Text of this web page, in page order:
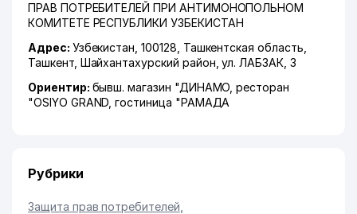
ПРАВ ПОТРЕБИТЕЛЕЙ ПРИ АНТИМОНОПОЛЬНОМ
КОМИТЕТЕ РЕСПУБЛИКИ УЗБЕКИСТАН
Адрес: Узбекистан, 100128, Ташкентская область
Ташкент, Шайхантахурский район ,ул. ЛАБЗАК , 3
Ориентир: бывш. магазин "ДИНАМО, ресторан
"OSIYO GRAND, гостиница "РАМАДА
Рубрики
Защита прав потребителей